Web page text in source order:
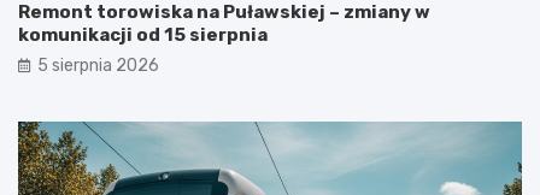
Remont torowiska na Puławskiej – zmiany w
komunikacji od 15 sierpnia
5 sierpnia 2026